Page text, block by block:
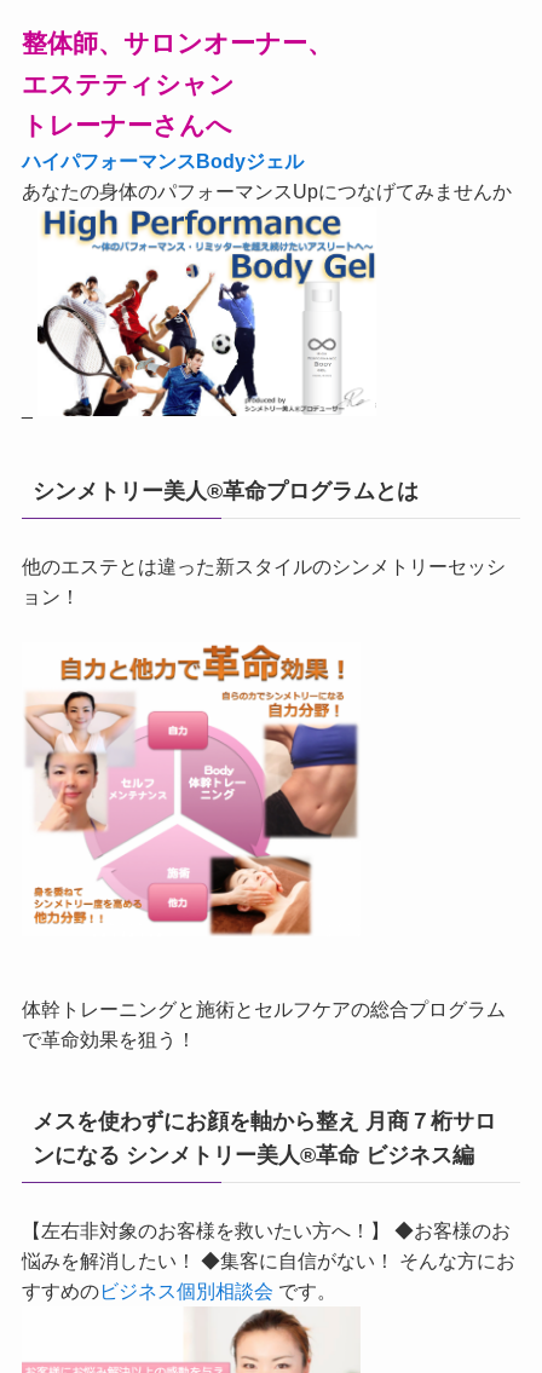
整体師、サロンオーナー、
エステティシャン
トレーナーさんへ
ハイパフォーマンスBodyジェル
あなたの身体のパフォーマンスUpにつなげてみませんか
シンメトリー美人®革命プログラムとは
他のエステとは違った新スタイルのシンメトリーセッシ
ョン！
体幹トレーニングと施術とセルフケアの総合プログラム
で革命効果を狙う！
メスを使わずにお顔を軸から整え 月商７桁サロ
ンになる シンメトリー美人®革命 ビジネス編
【左右非対象のお客様を救いたい方へ！】 ◆お客様のお
悩みを解消したい！ ◆集客に自信がない！ そんな方にお
すすめのビジネス個別相談会 です。